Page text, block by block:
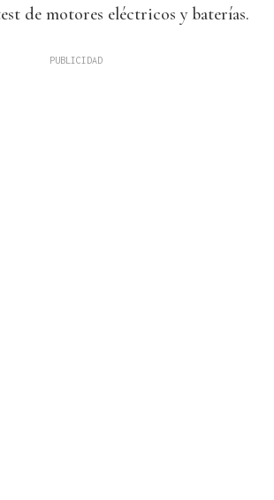
de motores eléctricos y baterías.